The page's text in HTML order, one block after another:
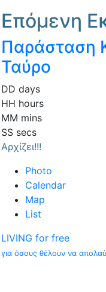
Επόμενη
Παράσταση
Ταύρο
DD days
HH hours
MM mins
SS secs
Αρχίζει!!!
Photo
Calendar
Map
List
LIVING for free
για όσους θέλουν να